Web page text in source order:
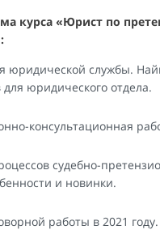
курса «Юрист по
юридической службы.
для юридического отдела.
консультационная
судебно-
и новинки.
работы в 2021 году.